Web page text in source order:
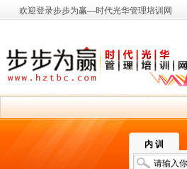
欢迎登录步步为赢—时代光华管理培训网
内 训